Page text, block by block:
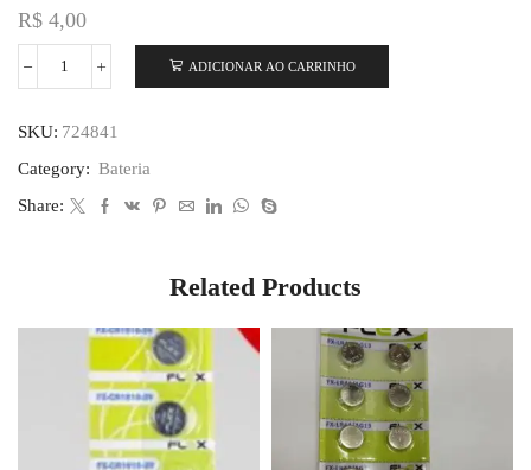
R$ 4,00
ADICIONAR AO CARRINHO
SKU: 724841
Category: Bateria
Share:
Related Products